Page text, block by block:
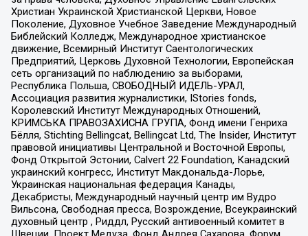
Христиан Украинской Христианской Церкви, Новое
Поколение, Духовное Учебное Заведение Международный
Библейский Колледж, Международное христианское
движение, Всемирный Институт Саентологических
Предприятий, Церковь Духовной Технологии, Европейская
сеть организаций по наблюдению за выборами,
Республика Польша, СВОБОДНЫЙ ИДЕЛЬ-УРАЛ,
Ассоциация развития журналистики, IStories fonds,
Королевский Институт Международных Отношений,
КРИМСЬКА ПРАВОЗАХИСНА ГРУПА, Фонд имени Генриха
Бёлля, Stichting Bellingcat, Bellingcat Ltd, The Insider, Институт
правовой инициативы Центральной и Восточной Европы,
Фонд Открытой Эстонии, Calvert 22 Foundation, Канадский
украинский конгресс, Институт Макдональда-Лорье,
Украинская национальная федерация Канады,
Декабристы, Международный научный центр им Вудро
Вильсона, Свободная пресса, Возрождение, Всеукраинский
духовный центр , Риддл, Русский антивоенный комитет в